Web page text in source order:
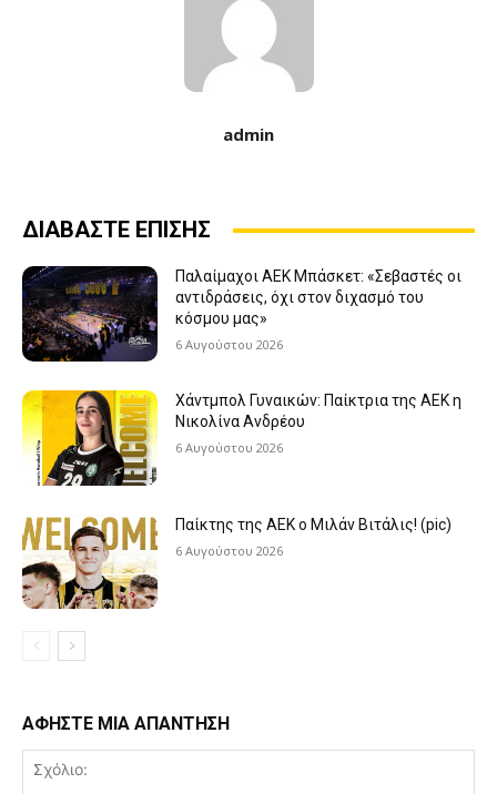
admin
ΔΙΑΒΑΣΤΕ ΕΠΙΣΗΣ
Παλαίμαχοι ΑΕΚ Μπάσκετ: «Σεβαστές οι
αντιδράσεις, όχι στον διχασμό του
κόσμου μας»
6 Αυγούστου 2026
Χάντμπολ Γυναικών: Παίκτρια της ΑΕΚ η
Νικολίνα Ανδρέου
6 Αυγούστου 2026
Παίκτης της ΑΕΚ ο Μιλάν Βιτάλις! (pic)
6 Αυγούστου 2026
ΑΦΗΣΤΕ ΜΙΑ ΑΠΑΝΤΗΣΗ